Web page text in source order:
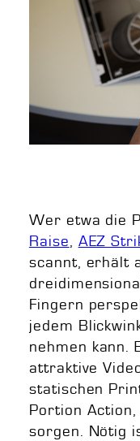
Wer etwa die
Raise, AEZ
scannt, erhält
Fingern
jedem
nehmen kann.
attraktive
statischen
Portion
sorgen. Nötig